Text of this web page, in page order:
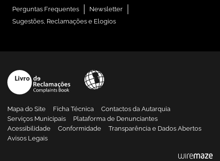
Perguntas Frequentes
Newsletter
Sugestões, Reclamações e Elogios
Mapa do Site Ficha Técnica
Contactos da Autarquia
Serviços Municipais
Plataforma de Denunciantes
Acessibilidade
Conformidade
Transparência e Dados Abertos
Avisos Legais